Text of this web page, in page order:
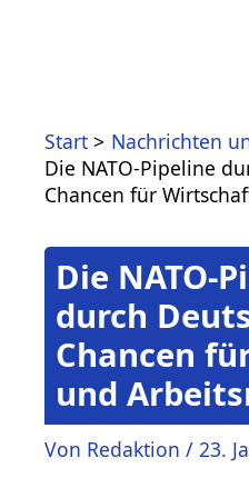
Start
Nachrichten
Die NATO-Pipeline
Chancen für
Die NATO-
durch
Chancen
und
Von Redaktion / 23.